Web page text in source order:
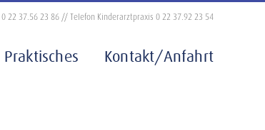
0 22 37.56 23 86 // Telefon Kinderarztpraxis 0 22 37.92 23 54
Praktisches Kontakt/Anfahrt